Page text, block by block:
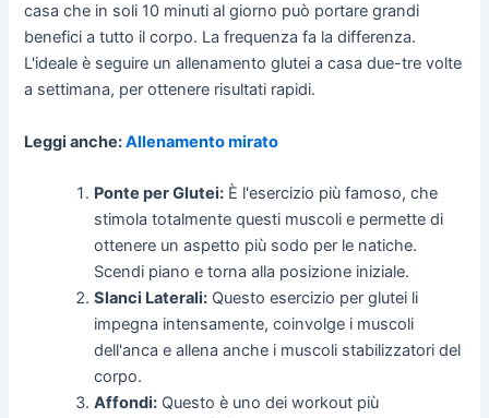
casa che in soli 10 minuti al giorno può portare grandi
benefici a tutto il corpo. La frequenza fa la differenza.
L'ideale è seguire un allenamento glutei a casa due-tre volte
a settimana, per ottenere risultati rapidi.
Leggi anche:Allenamento mirato
Ponte per Glutei: È l'esercizio più famoso, che
stimola totalmente questi muscoli e permette di
ottenere un aspetto più sodo per le natiche.
Scendi piano e torna alla posizione iniziale.
Slanci Laterali: Questo esercizio per glutei li
impegna intensamente, coinvolge i muscoli
dell'anca e allena anche i muscoli stabilizzatori del
corpo.
Affondi: Questo è uno dei workout più